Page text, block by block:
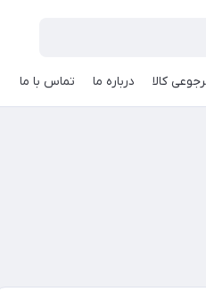
کالا درباره ما تماس با ما